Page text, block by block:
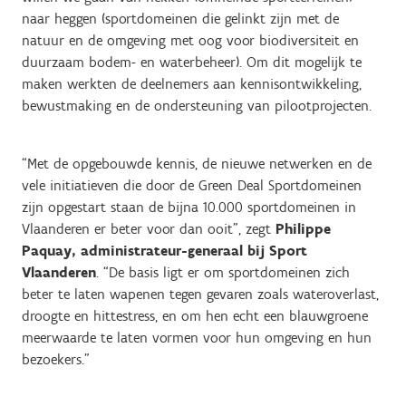
naar heggen (sportdomeinen die gelinkt zijn met de
natuur en de omgeving met oog voor biodiversiteit en
duurzaam bodem- en waterbeheer). Om dit mogelijk te
maken werkten de deelnemers aan kennisontwikkeling,
bewustmaking en de ondersteuning van pilootprojecten.
“Met de opgebouwde kennis, de nieuwe netwerken en de
vele initiatieven die door de Green Deal Sportdomeinen
zijn opgestart staan de bijna 10.000 sportdomeinen in
Vlaanderen er beter voor dan ooit”, zegt Philippe
Paquay, administrateur-generaal bij Sport
Vlaanderen. “De basis ligt er om sportdomeinen zich
beter te laten wapenen tegen gevaren zoals wateroverlast,
droogte en hittestress, en om hen echt een blauwgroene
meerwaarde te laten vormen voor hun omgeving en hun
bezoekers.”